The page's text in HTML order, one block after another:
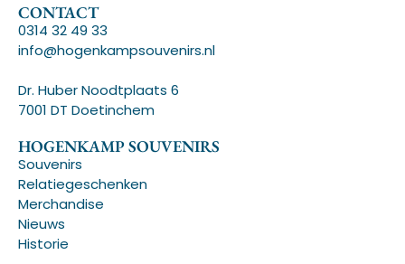
CONTACT
0314 32 49 33
info@hogenkampsouvenirs.nl
Dr. Huber Noodtplaats 6
7001 DT Doetinchem
HOGENKAMP SOUVENIRS
Souvenirs
Relatiegeschenken
Merchandise
Nieuws
Historie